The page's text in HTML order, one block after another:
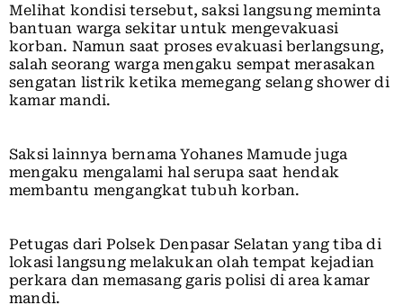
Melihat kondisi tersebut, saksi langsung meminta
bantuan warga sekitar untuk mengevakuasi
korban. Namun saat proses evakuasi berlangsung,
salah seorang warga mengaku sempat merasakan
sengatan listrik ketika memegang selang shower di
kamar mandi.
Saksi lainnya bernama Yohanes Mamude juga
mengaku mengalami hal serupa saat hendak
membantu mengangkat tubuh korban.
Petugas dari Polsek Denpasar Selatan yang tiba di
lokasi langsung melakukan olah tempat kejadian
perkara dan memasang garis polisi di area kamar
mandi.